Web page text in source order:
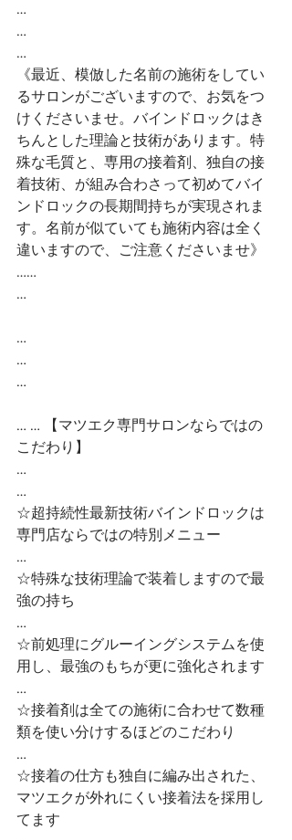
…
…
…
《最近、模倣した名前の施術をしてい
るサロンがございますので、お気をつ
けくださいませ。バインドロックはき
ちんとした理論と技術があります。特
殊な毛質と、専用の接着剤、独自の接
着技術、が組み合わさって初めてバイ
ンドロックの長期間持ちが実現されま
す。名前が似ていても施術内容は全く
違いますので、ご注意くださいませ》
……
…
…
…
…
… … 【マツエク専門サロンならではの
こだわり】
…
…
☆超持続性最新技術バインドロックは
専門店ならではの特別メニュー
…
☆特殊な技術理論で装着しますので最
強の持ち
…
☆前処理にグルーイングシステムを使
用し、最強のもちが更に強化されます
…
☆接着剤は全ての施術に合わせて数種
類を使い分けするほどのこだわり
…
☆接着の仕方も独自に編み出された、
マツエクが外れにくい接着法を採用し
てます